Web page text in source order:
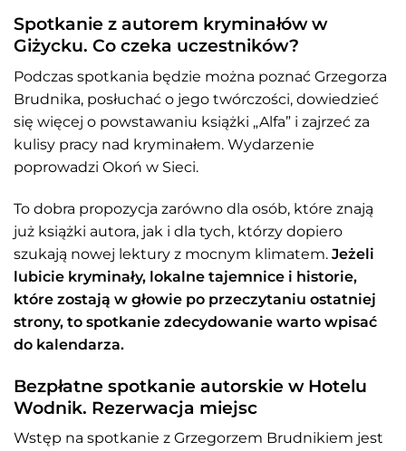
Spotkanie z autorem kryminałów w
Giżycku. Co czeka uczestników?
Podczas spotkania będzie można poznać Grzegorza
Brudnika, posłuchać o jego twórczości, dowiedzieć
się więcej o powstawaniu książki „Alfa” i zajrzeć za
kulisy pracy nad kryminałem. Wydarzenie
poprowadzi Okoń w Sieci.
To dobra propozycja zarówno dla osób, które znają
już książki autora, jak i dla tych, którzy dopiero
szukają nowej lektury z mocnym klimatem. Jeżeli
lubicie kryminały, lokalne tajemnice i historie,
które zostają w głowie po przeczytaniu ostatniej
strony, to spotkanie zdecydowanie warto wpisać
do kalendarza.
Bezpłatne spotkanie autorskie w Hotelu
Wodnik. Rezerwacja miejsc
Wstęp na spotkanie z Grzegorzem Brudnikiem jest